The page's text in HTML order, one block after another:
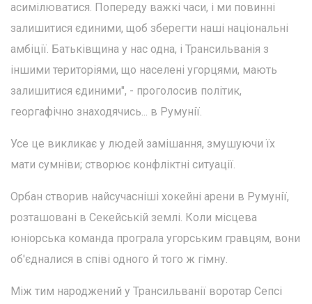
асимілюватися. Попереду важкі часи, і ми повинні
залишитися єдиними, щоб зберегти наші національні
амбіції. Батьківщина у нас одна, і Трансильванія з
іншими територіями, що населені угорцями, мають
залишитися єдиними", - проголосив політик,
георгафічно знаходячись... в Румунії.
Усе це викликає у людей замішання, змушуючи їх
мати сумніви; створює конфліктні ситуації.
Орбан створив найсучасніші хокейні арени в Румунії,
розташовані в Секейській землі. Коли місцева
юніорська команда програла угорським гравцям, вони
об'єдналися в співі одного й того ж гімну.
Між тим народжений у Трансильванії воротар Сепсі